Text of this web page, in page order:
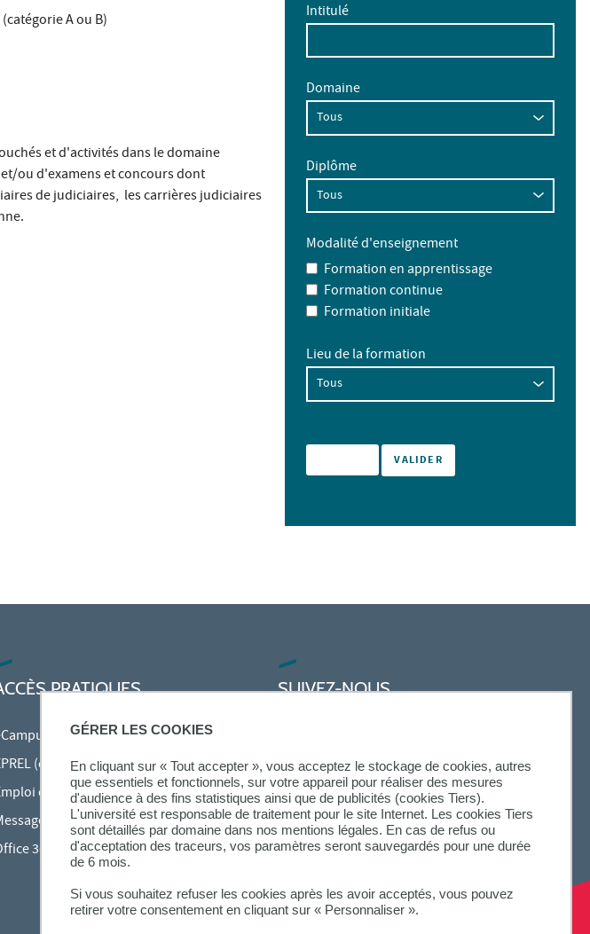
GÉRER LES COOKIES
En cliquant sur « Tout accepter », vous acceptez le stockage de cookies, autres
que essentiels et fonctionnels, sur votre appareil pour réaliser des mesures
d'audience à des fins statistiques ainsi que de publicités (cookies Tiers).
L'université est responsable de traitement pour le site Internet. Les cookies Tiers
sont détaillés par domaine dans nos mentions légales. En cas de refus ou
d'acceptation des traceurs, vos paramètres seront sauvegardés pour une durée
de 6 mois.
Si vous souhaitez refuser les cookies après les avoir acceptés, vous pouvez
retirer votre consentement en cliquant sur « Personnaliser ».
A ou B)
et d'activités dans le domaine
ou d'examens et concours dont
de judiciaires, les carrières judiciaires
Intitulé
Domaine
Diplôme
Modalité d'enseignement
Formation en apprentissage
Formation continue
Formation initiale
Lieu de la formation
PRATIQUES
(cours en ligne)
du temps en ligne (ADE)
étudiante
365
SUIVEZ-NOUS